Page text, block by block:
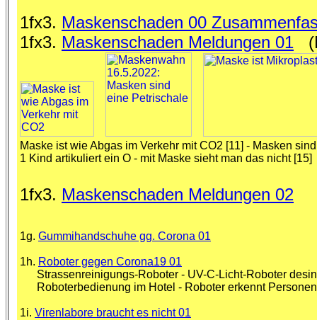
1fx3. Maskenschaden 00
1fx3. Maskenschaden Meldungen 01
Maske ist wie Abgas im Verkehr mit CO2 [11] - Masken
1 Kind artikuliert ein O - mit Maske sieht man das nicht [15]
1fx3. Maskenschaden Meldungen 02
1g. Gummihandschuhe gg. Corona 01
1h. Roboter gegen Corona19 01
Strassenreinigungs-Roboter - UV-C-Licht-Roboter
Roboterbedienung im Hotel - Roboter erkennt
1i. Virenlabore braucht es nicht 01